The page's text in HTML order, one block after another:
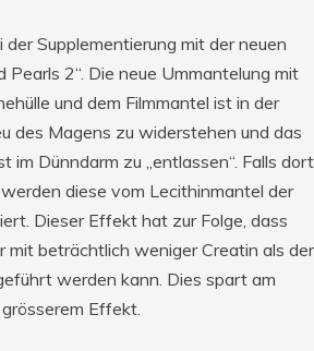
Supplementierung mit der neuen
Pearls 2“. Die neue Ummantelung mit
und dem Filmmantel ist in der
des Magens zu widerstehen und das
im Dünndarm zu „entlassen“. Falls dort
diese vom Lecithinmantel der
Dieser Effekt hat zur Folge, dass
mit beträchtlich weniger Creatin als der
werden kann. Dies spart am
Effekt.